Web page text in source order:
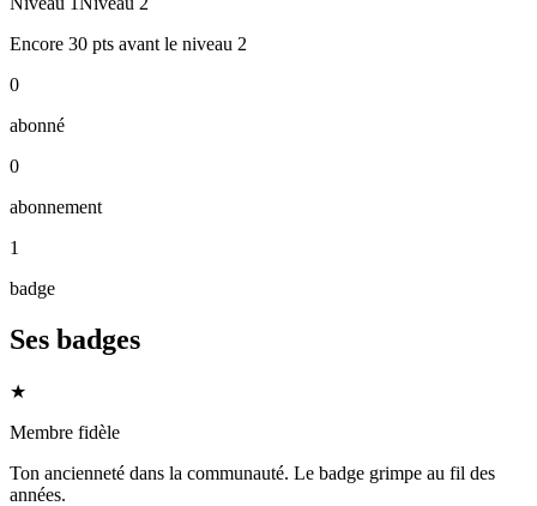
Encore 30 pts avant le niveau 2
0
abonné
0
abonnement
1
badge
Ses badges
★
Membre fidèle
Ton ancienneté dans la communauté. Le badge grimpe au fil des
années.